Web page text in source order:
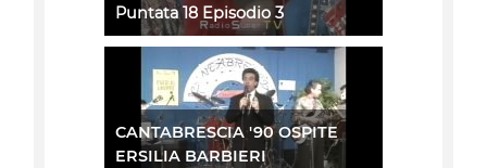
Puntata 18 Episodio 3
CANTABRESCIA '90 OSPITE
ERSILIA BARBIERI